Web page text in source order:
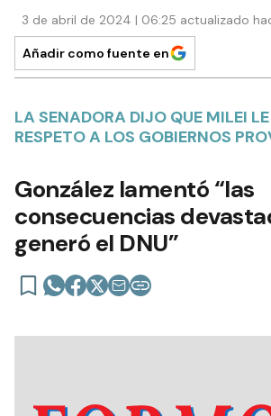
3 de abril de 2024 | 06:25 actualizado
Añadir como fuente en
LA SENADORA DIJO QUE MILEI
RESPETO A LOS GOBIERNOS
González lamentó “las
consecuencias
generó el DNU”